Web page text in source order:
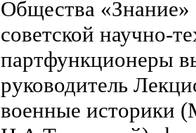
Общества
советской научно-
партфункционеры
руководитель
военные историки